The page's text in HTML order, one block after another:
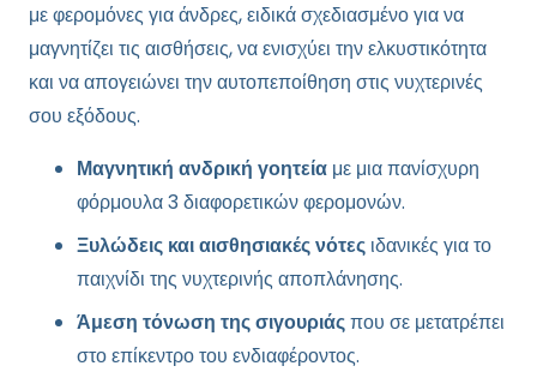
με φερομόνες για άνδρες, ειδικά σχεδιασμένο για να
μαγνητίζει τις αισθήσεις, να ενισχύει την ελκυστικότητα
και να απογειώνει την αυτοπεποίθηση στις νυχτερινές
σου εξόδους.
Μαγνητική ανδρική γοητεία με μια πανίσχυρη
φόρμουλα 3 διαφορετικών φερομονών.
Ξυλώδεις και αισθησιακές νότες ιδανικές για το
παιχνίδι της νυχτερινής αποπλάνησης.
Άμεση τόνωση της σιγουριάςπου σε μετατρέπει
στο επίκεντρο του ενδιαφέροντος.